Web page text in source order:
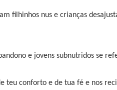
filhinhos nus e crianças
e jovens subnutridos se
teu conforto e de tua fé e nos